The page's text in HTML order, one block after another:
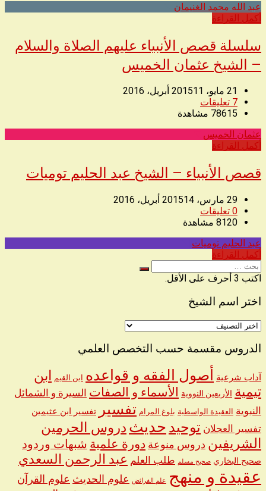
عبد الله محمد الغنيمان
أكمل القراءة
سلسلة قصص الأنبياء عليهم الصلاة والسلام
– الشيخ عثمان الخميس
21 مايو، 2015
11 أبريل، 2016
7 تعليقات
78615 مشاهدة
عثمان الخميس
أكمل القراءة
قصص الأنبياء – الشيخ عبد الحليم توميات
29 مارس، 2015
14 أبريل، 2016
0 تعليقات
8120 مشاهدة
عبد الحليم توميات
أكمل القراءة
البحث
عن
اكتب 3 أحرف على الأقل.
اختر اسم الشيخ
اختر
الشيخ
الدروس مقسمة حسب التخصص العلمي
آداب شرعية أصول الفقه و قواعده ابن القيم
ابن
تيمية الأربعين النووية الأسماء و الصفات السيرة و الشمائل
النبوية العقيدة الواسطية بلوغ المرام تفسير تفسير ابن عثيمين
تفسير العجلان توحيد حديث دروس الحرمين
الشريفين دروس منوعة دورة علمية شبهات وردود
صحيح البخاري صحيح مسلم طلب العلم عبد الرحمن السعدي
عقيدة و منهج علم الفرائض علوم الحديث علوم القرآن